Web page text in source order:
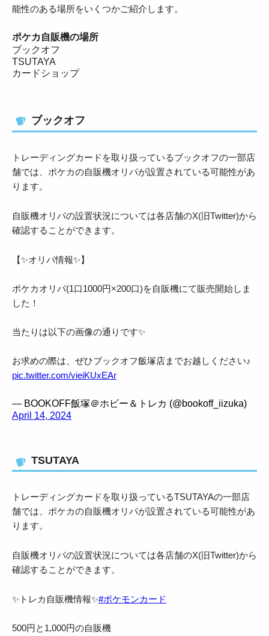
能性のある場所をいくつかご紹介します。
ポケカ自販機の場所
ブックオフ
TSUTAYA
カードショップ
ブックオフ
トレーディングカードを取り扱っているブックオフの一部店
舗では、ポケカの自販機オリパが設置されている可能性があ
ります。
自販機オリパの設置状況については各店舗のX(旧Twitter)から
確認することができます。
【✨オリパ情報✨】
ポケカオリパ(1口1000円×200口)を自販機にて販売開始しま
した！
当たりは以下の画像の通りです✨
お求めの際は、ぜひブックオフ飯塚店までお越しください♪
pic.twitter.com/vieiKUxEAr
— BOOKOFF飯塚＠ホビー＆トレカ (@bookoff_iizuka)
April 14, 2024
TSUTAYA
トレーディングカードを取り扱っているTSUTAYAの一部店
舗では、ポケカの自販機オリパが設置されている可能性があ
ります。
自販機オリパの設置状況については各店舗のX(旧Twitter)から
確認することができます。
✨トレカ自販機情報✨#ポケモンカード
500円と1,000円の自販機